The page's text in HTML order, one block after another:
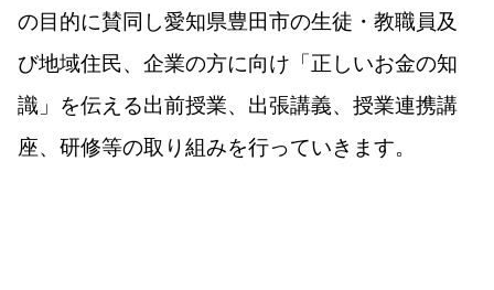
の目的に賛同し愛知県豊田市の生徒・教職員及
び地域住民、企業の方に向け「正しいお金の知
識」を伝える出前授業、出張講義、授業連携講
座、研修等の取り組みを行っていきます。